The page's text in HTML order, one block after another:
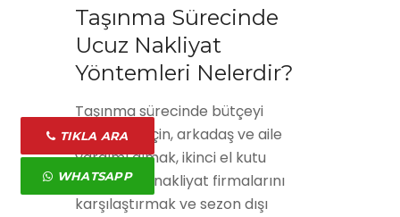
Taşınma Sürecinde
Ucuz Nakliyat
Yöntemleri Nelerdir?
Taşınma sürecinde bütçeyi
düşürmek için, arkadaş ve aile
yardımı almak, ikinci el kutu
kullanmak, nakliyat firmalarını
karşılaştırmak ve sezon dışı
WHATSAPP
TIKLA ARA